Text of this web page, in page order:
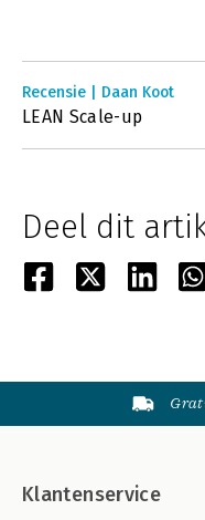
Recensie | Daan Koot
LEAN Scale-up
Deel dit
Klantenservice